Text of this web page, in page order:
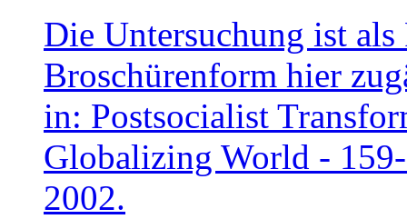
Die Untersuchung ist
Broschürenform hier
in: Postsocialist
Globalizing World -
2002.